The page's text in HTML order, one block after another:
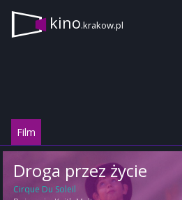
kino.krakow.pl
Film
Droga przez życie
Cirque Du Soleil